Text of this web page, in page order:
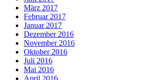
März 2017
Februar 2017
Januar 2017
Dezember 2016
November 2016
Oktober 2016
Juli 2016
Mai 2016